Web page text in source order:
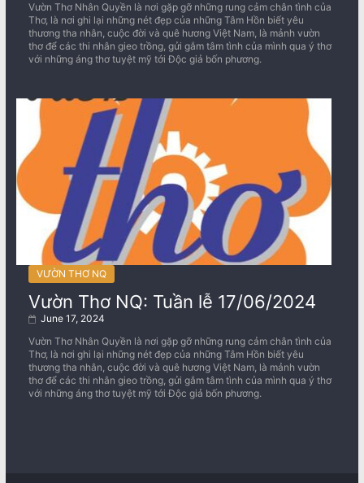
Vườn Thơ Nhân Quyền là nơi gặp gỡ những rung cảm chân tình của
Thơ, là nơi ghi lại những nét đẹp của những Tâm Hồn biết yêu
thương tha nhân, cuộc đời và quê hương Việt Nam, là mảnh vườn
thơ để các thi nhân gieo trồng, gửi gắm tâm tình của mình qua ý thơ
với những áng thơ tuyệt mỹ tới Độc giả bốn phương.
VƯỜN THƠ NQ
Vườn Thơ NQ: Tuần lễ 17/06/2024
June 17, 2024
Vườn Thơ Nhân Quyền là nơi gặp gỡ những rung cảm chân tình của
Thơ, là nơi ghi lại những nét đẹp của những Tâm Hồn biết yêu
thương tha nhân, cuộc đời và quê hương Việt Nam, là mảnh vườn
thơ để các thi nhân gieo trồng, gửi gắm tâm tình của mình qua ý thơ
với những áng thơ tuyệt mỹ tới Độc giả bốn phương.